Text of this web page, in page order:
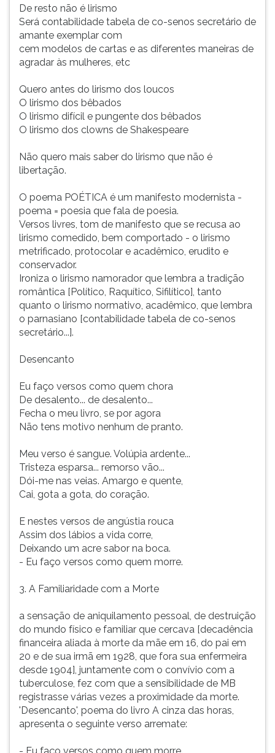
De resto não é lirismo
Será contabilidade tabela de co-senos secretário de
amante exemplar com
cem modelos de cartas e as diferentes maneiras de
agradar às mulheres, etc
Quero antes do lirismo dos loucos
O lirismo dos bêbados
O lirismo difícil e pungente dos bêbados
O lirismo dos clowns de Shakespeare
Não quero mais saber do lirismo que não é
libertação.
O poema POÉTICA é um manifesto modernista -
poema = poesia que fala de poesia.
Versos livres, tom de manifesto que se recusa ao
lirismo comedido, bem comportado - o lirismo
metrificado, protocolar e acadêmico, erudito e
conservador.
Ironiza o lirismo namorador que lembra a tradição
romântica [Político, Raquítico, Sifilítico], tanto
quanto o lirismo normativo, acadêmico, que lembra
o parnasiano [contabilidade tabela de co-senos
secretário...].
Desencanto
Eu faço versos como quem chora
De desalento... de desalento...
Fecha o meu livro, se por agora
Não tens motivo nenhum de pranto.
Meu verso é sangue. Volúpia ardente...
Tristeza esparsa... remorso vão...
Dói-me nas veias. Amargo e quente,
Cai, gota a gota, do coração.
E nestes versos de angústia rouca
Assim dos lábios a vida corre,
Deixando um acre sabor na boca.
- Eu faço versos como quem morre.
3. A Familiaridade com a Morte
a sensação de aniquilamento pessoal, de destruição
do mundo físico e familiar que cercava [decadência
financeira aliada à morte da mãe em 16, do pai em
20 e de sua irmã em 1928, que fora sua enfermeira
desde 1904], juntamente com o convívio com a
tuberculose, fez com que a sensibilidade de MB
registrasse várias vezes a proximidade da morte.
'Desencanto', poema do livro A cinza das horas,
apresenta o seguinte verso arremate: